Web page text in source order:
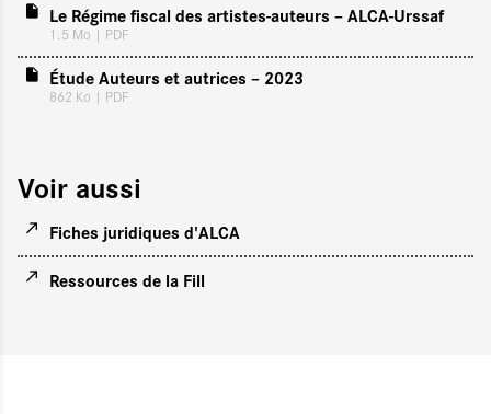
Le Régime fiscal des artistes-auteurs – ALCA-Urssaf
1.5 Mo | PDF
Étude Auteurs et autrices – 2023
862 Ko | PDF
Voir aussi
Fiches juridiques d'ALCA
Ressources de la Fill